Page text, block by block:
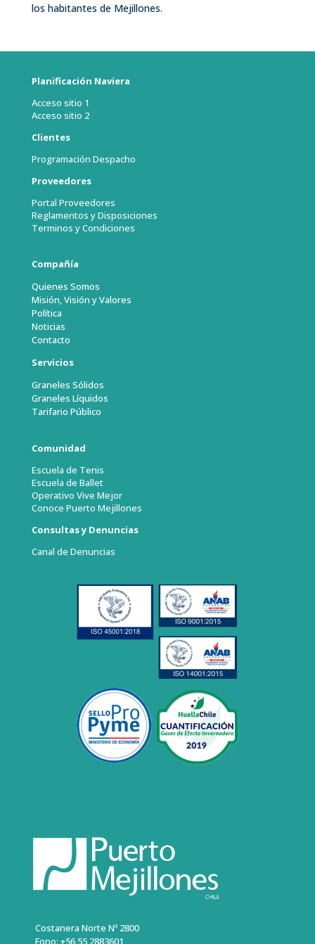
los habitantes de Mejillones.
Planificación Naviera
Acceso sitio 1
Acceso sitio 2
Clientes
Programación Despacho
Proveedores
Portal Proveedores
Reglamentos y Disposiciones
Terminos y Condiciones
Compañía
Quienes Somos
Misión, Visión y Valores
Política
Noticias
Contacto
Servicios
Graneles Sólidos
Graneles Líquidos
Tarifario Público
Comunidad
Escuela de Tenis
Escuela de Ballet
Operativo Vive Mejor
Conoce Puerto Mejillones
Consultas y Denuncias
Canal de Denuncias
Costanera Norte Nº 2800
Fono: +56 55 2883601